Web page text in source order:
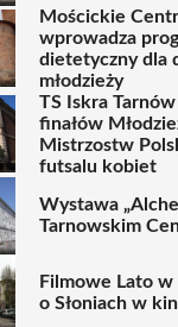
Mościckie
wprowadza
dietetyczny dla
młodzieży
TS Iskra
finałów
Mistrzostw
futsalu kobiet
Wystawa
Tarnowskim
Filmowe Lato w
o Słoniach w